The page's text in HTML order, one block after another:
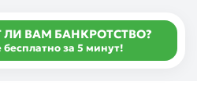
ВАМ БАНКРОТСТВО?
бесплатно за 5 минут!